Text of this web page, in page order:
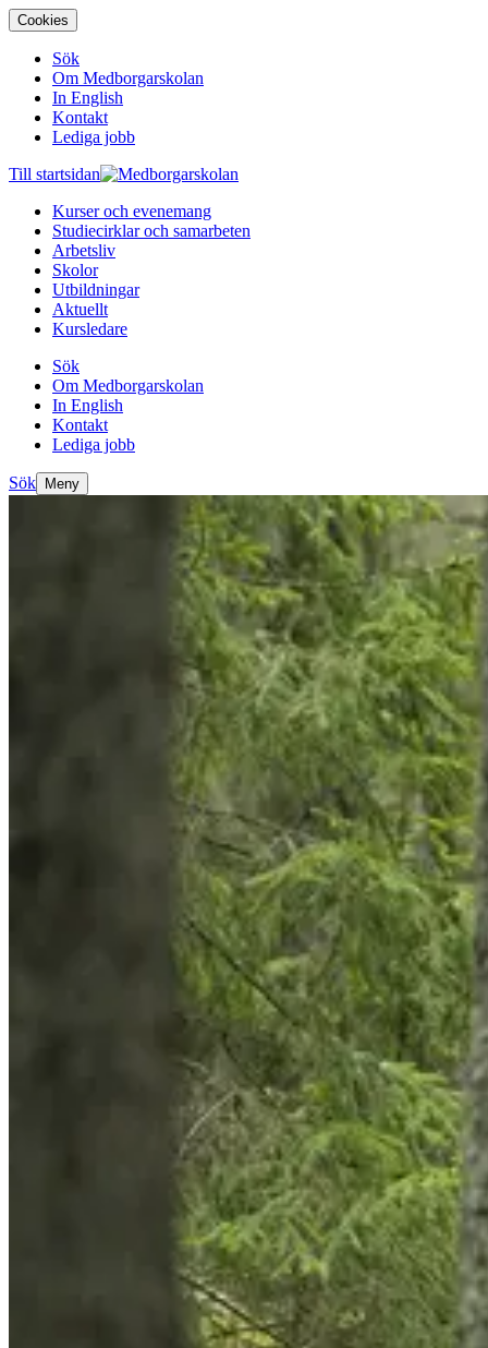
Cookies
Sök
Om Medborgarskolan
In English
Kontakt
Lediga jobb
Till startsidan
Kurser och evenemang
Studiecirklar och samarbeten
Arbetsliv
Skolor
Utbildningar
Aktuellt
Kursledare
Sök
Om Medborgarskolan
In English
Kontakt
Lediga jobb
Sök Meny